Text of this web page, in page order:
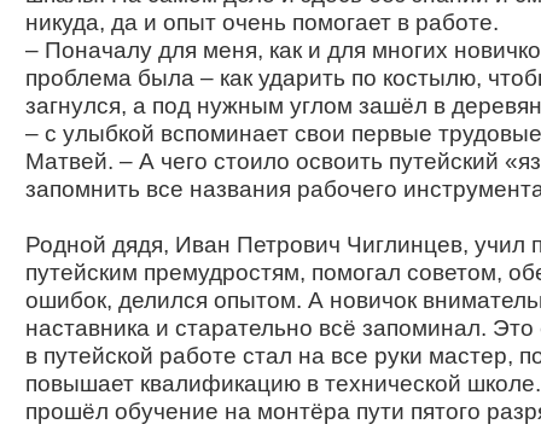
никуда, да и опыт очень помогает в работе.
– Поначалу для меня, как и для многих
проблема была – как ударить по костылю,
загнулся, а под нужным углом зашёл в
– с улыбкой вспоминает свои первые
Матвей. – А чего стоило освоить путейский
запомнить все названия рабочего
Родной дядя, Иван Петрович Чиглинцев, учил
путейским премудростям, помогал советом,
ошибок, делился опытом. А новичок
наставника и старательно всё запоминал. Это
в путейской работе стал на все руки мастер,
повышает квалификацию в технической
прошёл обучение на монтёра пути пятого